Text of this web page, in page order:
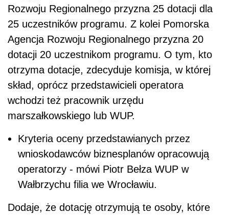
Rozwoju Regionalnego przyzna 25 dotacji dla
25 uczestników programu. Z kolei Pomorska
Agencja Rozwoju Regionalnego przyzna 20
dotacji 20 uczestnikom programu. O tym, kto
otrzyma dotacje, zdecyduje komisja, w której
skład, oprócz przedstawicieli operatora
wchodzi też pracownik urzędu
marszałkowskiego lub WUP.
Kryteria oceny przedstawianych przez
wnioskodawców biznesplanów opracowują
operatorzy - mówi Piotr Bełza WUP w
Wałbrzychu filia we Wrocławiu.
Dodaje, że dotację otrzymują te osoby, które